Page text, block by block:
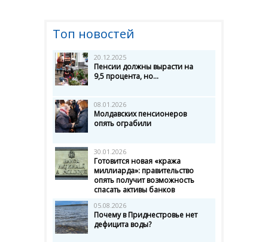
Топ новостей
20.12.2025
Пенсии должны вырасти на
9,5 процента, но...
08.01.2026
Молдавских пенсионеров
опять ограбили
30.01.2026
Готовится новая «кража
миллиарда»: правительство
опять получит возможность
спасать активы банков
05.08.2026
Почему в Приднестровье нет
дефицита воды?